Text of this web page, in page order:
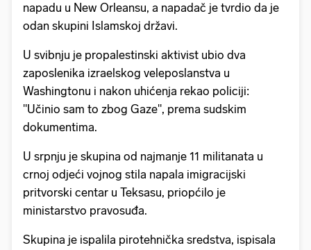
napadu u New Orleansu, a napadač je tvrdio da je
odan skupini Islamskoj državi.
U svibnju je propalestinski aktivist ubio dva
zaposlenika izraelskog veleposlanstva u
Washingtonu i nakon uhićenja rekao policiji:
"Učinio sam to zbog Gaze", prema sudskim
dokumentima.
U srpnju je skupina od najmanje 11 militanata u
crnoj odjeći vojnog stila napala imigracijski
pritvorski centar u Teksasu, priopćilo je
ministarstvo pravosuđa.
Skupina je ispalila pirotehnička sredstva, ispisala